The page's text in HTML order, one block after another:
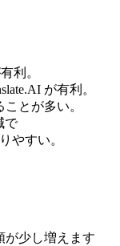
利。
が有利。
とが多い。
で
やすい。
が少し増えます